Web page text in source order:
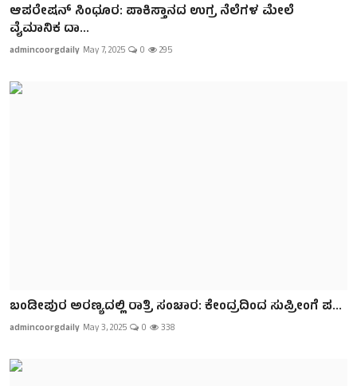
ಆಪರೇಷನ್‌ ಸಿಂಧೂರ: ಪಾಕಿಸ್ತಾನದ ಉಗ್ರ ನೆಲೆಗಳ ಮೇಲೆ
ವೈಮಾನಿಕ ದಾ...
admincoorgdaily May 7, 2025 0 295
ಬಂಡೀಪುರ ಅರಣ್ಯದಲ್ಲಿ ರಾತ್ರಿ ಸಂಚಾರ: ಕೇಂದ್ರದಿಂದ ಸುಪ್ರೀಂಗೆ ಪ...
admincoorgdaily May 3, 2025 0 338